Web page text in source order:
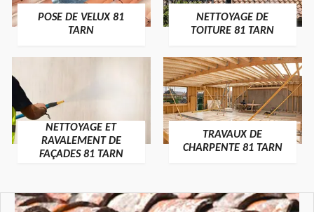
POSE DE VELUX 81
TARN
NETTOYAGE DE
TOITURE 81 TARN
NETTOYAGE ET
RAVALEMENT DE
FAÇADES 81 TARN
TRAVAUX DE
CHARPENTE 81 TARN